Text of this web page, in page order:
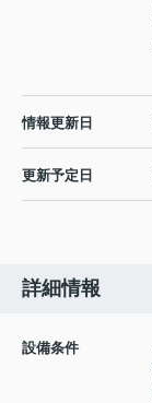
情報更新日
更新予定日
詳細情報
設備条件